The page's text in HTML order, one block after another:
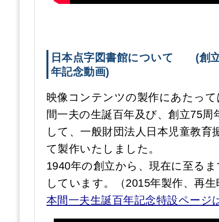
日本点字図書館について (創立
年記念動画)
映像コンテンツの製作にあたっ
間一夫の生誕百年及び、創立75
して、一般財団法人日本児童教育
て製作いたしました。
1940年の創立から、現在に至る
しています。（2015年製作、再
本間一夫生誕百年記念特設ページ